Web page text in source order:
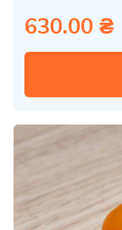
630.00 ₴